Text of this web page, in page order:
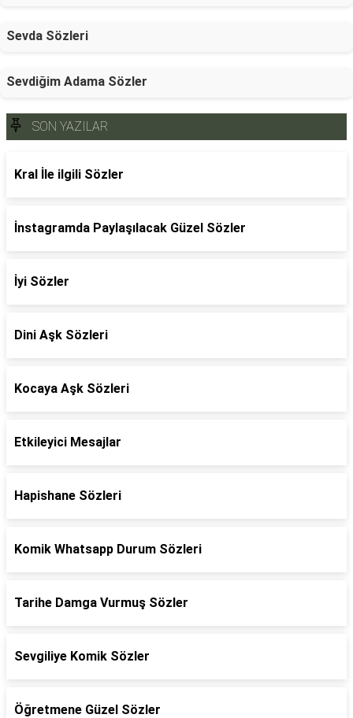
Sevda Sözleri
Sevdiğim Adama Sözler
SON YAZILAR
Kral İle ilgili Sözler
İnstagramda Paylaşılacak Güzel Sözler
İyi Sözler
Dini Aşk Sözleri
Kocaya Aşk Sözleri
Etkileyici Mesajlar
Hapishane Sözleri
Komik Whatsapp Durum Sözleri
Tarihe Damga Vurmuş Sözler
Sevgiliye Komik Sözler
Öğretmene Güzel Sözler